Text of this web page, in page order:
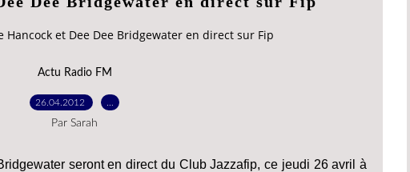
Hancock et Dee Dee Bridgewater en direct sur Fip
Actu Radio FM
26.04.2012
Par Sarah
seront en direct du Club Jazzafip, ce jeudi 26 avril à